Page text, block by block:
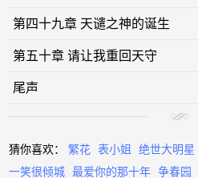
第四十九章 天谴之神的诞生
第五十章 请让我重回天守
尾声
猜你喜欢： 繁花 表小姐 绝世大明星
一笑很倾城
最爱你的那十年 争春园